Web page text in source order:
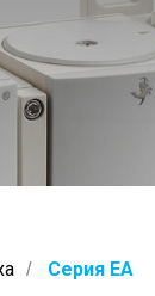
/ Серия EA